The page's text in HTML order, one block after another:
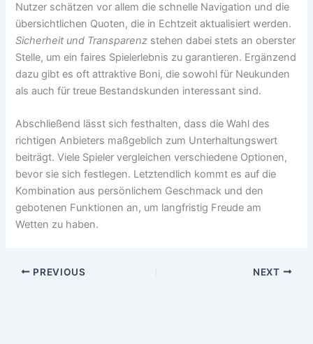
Nutzer schätzen vor allem die schnelle Navigation und die
übersichtlichen Quoten, die in Echtzeit aktualisiert werden.
Sicherheit und Transparenz stehen dabei stets an oberster
Stelle, um ein faires Spielerlebnis zu garantieren. Ergänzend
dazu gibt es oft attraktive Boni, die sowohl für Neukunden
als auch für treue Bestandskunden interessant sind.
Abschließend lässt sich festhalten, dass die Wahl des
richtigen Anbieters maßgeblich zum Unterhaltungswert
beiträgt. Viele Spieler vergleichen verschiedene Optionen,
bevor sie sich festlegen. Letztendlich kommt es auf die
Kombination aus persönlichem Geschmack und den
gebotenen Funktionen an, um langfristig Freude am
Wetten zu haben.
PREVIOUS NEXT